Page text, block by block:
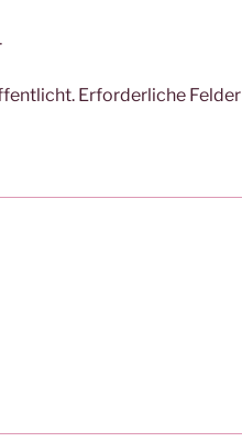
Erforderliche Felder